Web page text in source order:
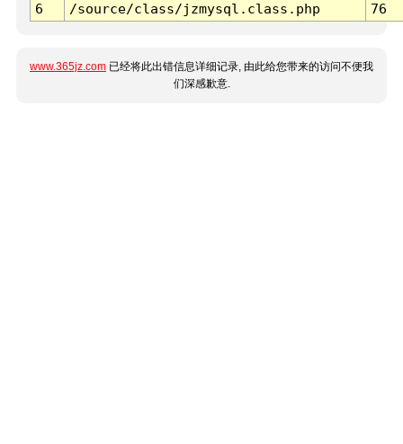
6
/source/class/jzmysql.class.php 76
www.365jz.com 已经将此出错信息详细记录, 由此给您带来的访问不便我
们深感歉意.